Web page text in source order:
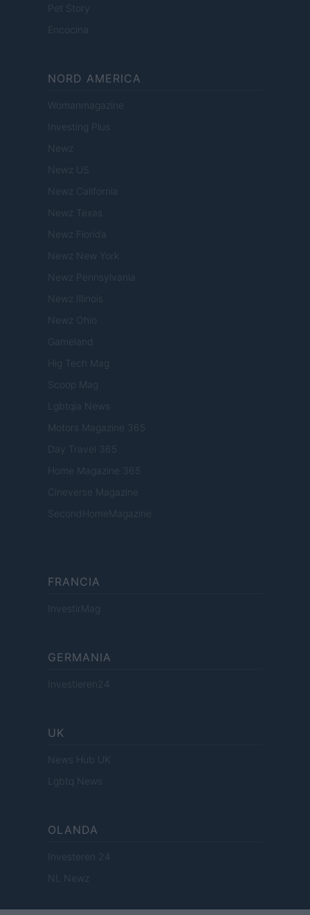
Pet Story
Encocina
NORD AMERICA
Womanmagazine
Investing Plus
Newz
Newz US
Newz California
Newz Texas
Newz Florida
Newz New York
Newz Pennsylvania
Newz Illinois
Newz Ohio
Gameland
Hig Tech Mag
Scoop Mag
Lgbtqia News
Motors Magazine 365
Day Travel 365
Home Magazine 365
Cineverse Magazine
SecondHomeMagazine
FRANCIA
InvestirMag
GERMANIA
Investieren24
UK
News Hub UK
Lgbtq News
OLANDA
Investeren 24
NL Newz